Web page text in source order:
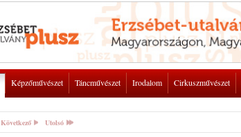
Képzőművészet Táncművészet Irodalom Cirkuszművészet
Következő Utolsó